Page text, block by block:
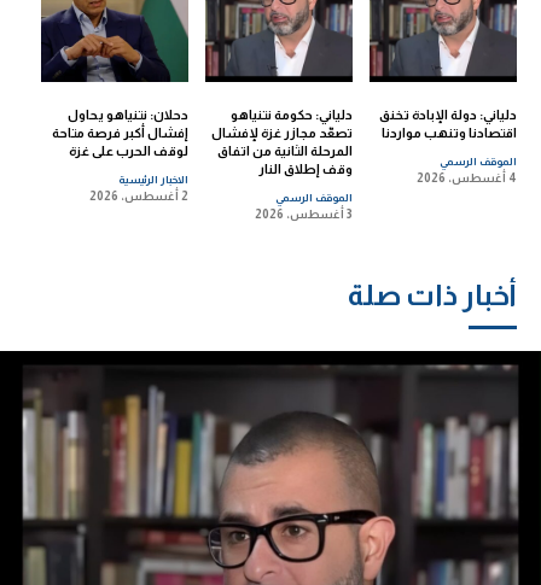
دلياني: دولة الإبادة تخنق
اقتصادنا وتنهب مواردنا
الموقف الرسمي
4 أغسطس، 2026
دلياني: حكومة نتنياهو
تصعّد مجازر غزة لإفشال
المرحلة الثانية من اتفاق
وقف إطلاق النار
الموقف الرسمي
3 أغسطس، 2026
دحلان: نتنياهو يحاول
إفشال أكبر فرصة متاحة
لوقف الحرب على غزة
الاخبار الرئيسية
2 أغسطس، 2026
أخبار ذات صلة